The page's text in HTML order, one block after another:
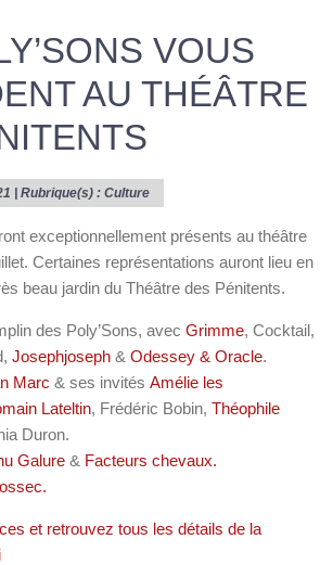
VOUS
AU THÉÂTRE
| Rubrique(s) : Culture
exceptionnellement présents au théâtre
Certaines représentations auront lieu en
beau jardin du Théâtre des Pénitents.
des Poly’Sons, avec Grimme, Cocktail,
Josephjoseph & Odessey & Oracle.
Marc & ses invités Amélie les
Lateltin, Frédéric Bobin, Théophile
Duron.
Galure & Facteurs chevaux.
et retrouvez tous les détails de la